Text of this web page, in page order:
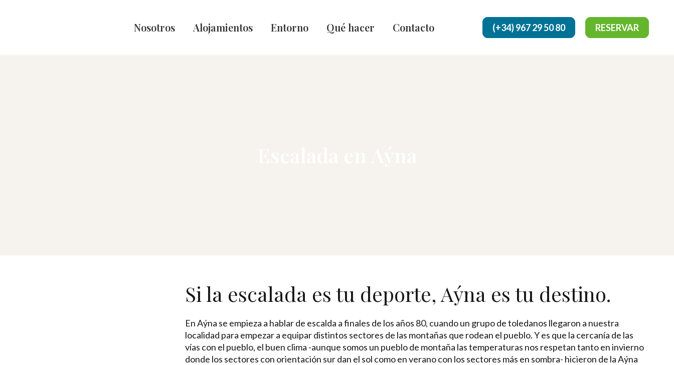
Nosotros Alojamientos Entorno Qué hacer Contacto (+34) 967 29 50 80 RESERVAR
Si la escalada es tu deporte, Aýna es tu destino.
En Aýna se empieza a hablar de escalda a finales de los años 80, cuando un grupo de toledanos llegaron a nuestra
localidad para empezar a equipar distintos sectores de las montañas que rodean el pueblo. Y es que la cercanía de las
vías con el pueblo, el buen clima -aunque somos un pueblo de montaña las temperaturas nos respetan tanto en invierno
donde los sectores con orientación sur dan el sol como en verano con los sectores más en sombra- hicieron de la Aýna